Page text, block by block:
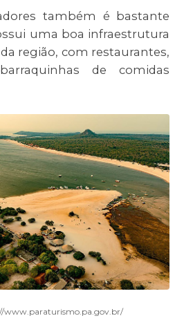
também é bastante
uma boa infraestrutura
região, com restaurantes,
de comidas
www.paraturismo.pa.gov.br/